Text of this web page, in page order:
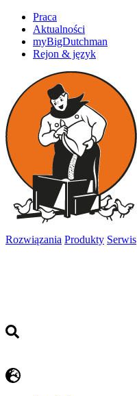
Praca
Aktualności
myBigDutchman
Rejon & język
Rozwiązania Produkty Serwis